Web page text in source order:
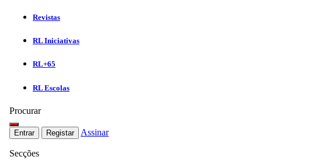
Revistas
RL Iniciativas
RL+65
RL Escolas
Procurar
Entrar Registar Assinar
Secções